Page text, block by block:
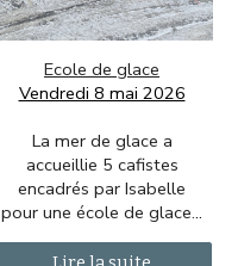
Ecole de glace
Vendredi 8 mai 2026
La mer de glace a
accueillie 5 cafistes
encadrés par Isabelle
pour une école de glace...